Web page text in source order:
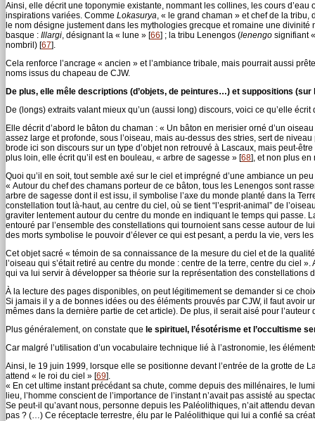
Ainsi, elle décrit une toponymie existante, nommant les collines, les cours
inspirations variées. Comme Lokasurya, « le grand chaman » et chef de la
le nom désigne justement dans les mythologies grecque et romaine une
basque : Illargi, désignant la « lune » [66] ; la tribu Lenengos (lenengo signifiant
nombril) [67].
Cela renforce l’ancrage « ancien » et l’ambiance tribale, mais pourrait aussi
noms issus du chapeau de CJW.
De plus, elle mêle descriptions (d’objets, de peintures…) et suppositions
De (longs) extraits valant mieux qu’un (aussi long) discours, voici ce qu’elle
Elle décrit d’abord le bâton du chaman : « Un bâton en merisier orné d’un
assez large et profonde, sous l’oiseau, mais au-dessus des stries, sert de
brode ici son discours sur un type d’objet non retrouvé à Lascaux, mais peut-
plus loin, elle écrit qu’il est en bouleau, « arbre de sagesse » [68], et non plus en
Quoi qu’il en soit, tout semble axé sur le ciel et imprégné d’une ambiance un
« Autour du chef des chamans porteur de ce bâton, tous les Lenengos sont
arbre de sagesse dont il est issu, il symbolise l’axe du monde planté dans la
constellation tout là-haut, au centre du ciel, où se tient “l’esprit-animal” de
graviter lentement autour du centre du monde en indiquant le temps qui passe.
entouré par l’ensemble des constellations qui tournoient sans cesse autour de
des morts symbolise le pouvoir d’élever ce qui est pesant, a perdu la vie, vers
Cet objet sacré « témoin de sa connaissance de la mesure du ciel et de la
l’oiseau qui s’était retiré au centre du monde : centre de la terre, centre du ciel
qui va lui servir à développer sa théorie sur la représentation des constellations
À la lecture des pages disponibles, on peut légitimement se demander si ce
Si jamais il y a de bonnes idées ou des éléments prouvés par CJW, il faut
mêmes dans la dernière partie de cet article). De plus, il serait aisé pour
Plus généralement, on constate que le spirituel, l’ésotérisme et l’occultisme
Car malgré l’utilisation d’un vocabulaire technique lié à l’astronomie, les
Ainsi, le 19 juin 1999, lorsque elle se positionne devant l’entrée de la grotte de
attend « le roi du ciel » [69].
« En cet ultime instant précédant sa chute, comme depuis des millénaires, le
lieu, l’homme conscient de l’importance de l’instant n’avait pas assisté au
Se peut-il qu’avant nous, personne depuis les Paléolithiques, n’ait attendu
pas ? (…) Ce réceptacle terrestre, élu par le Paléolithique qui lui a confié sa